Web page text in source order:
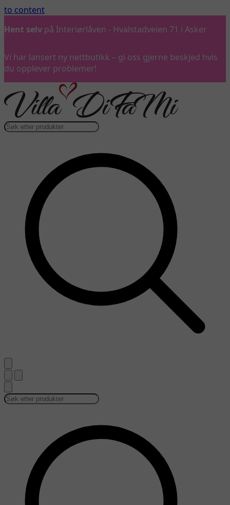
to content
Hent selv på Interiørlåven - Hvalstadveien 71 i Asker
Vi har lansert ny nettbutikk – gi oss gjerne beskjed hvis
du opplever problemer!